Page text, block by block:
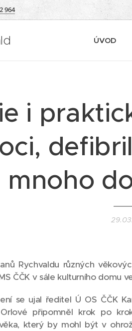
964
ÚVOD
i
mnoho
Rychvaldu různých
ČČK v sále kulturního domu
se ujal ředitel Ú OS ČČK
připomněl krok po
který by mohl být v